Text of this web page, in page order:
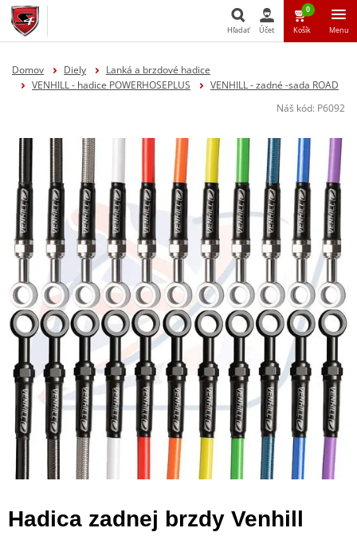
Hľadať Účet
0
Košík Menu
Domov Diely
Lanká a brzdové hadice
VENHILL - hadice POWERHOSEPLUS
VENHILL - zadné -sada ROAD
Náš kód: P6092
Hadica zadnej brzdy Venhill